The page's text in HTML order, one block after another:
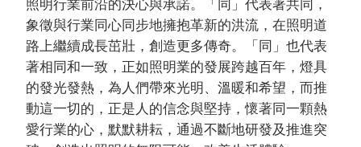
照明行業前沿的決心與承諾。「同」代表著共同，
象徵與行業同心同步地擁抱革新的洪流，在照明道
路上繼續成長茁壯，創造更多傳奇。「同」也代表
著相同和一致，正如照明業的發展跨越百年，燈具
的發光發熱，為人們帶來光明、溫暖和希望，而推
動這一切的，正是人的信念與堅持，懷著同一顆熱
愛行業的心，默默耕耘，通過不斷地研發及推進突